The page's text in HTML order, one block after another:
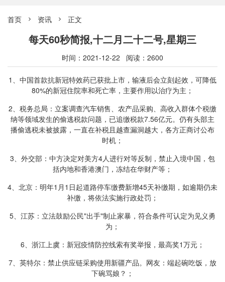
首页  资讯  正文
每天60秒简报,十二月二十二号,星期三
时间：2021-12-22 阅读：2600
1、中国首款抗新冠特效药已获批上市，输液后会立刻起效，可降低
80%的新冠住院率和死亡率，主要作用以治疗为主；
2、税务总局：立案调查汽车销售、农产品采购、高收入群体个税缴
纳等领域发生的偷逃税款问题，已追缴税款7.56亿元。仍有头部主
播偷逃税未被披露，一直在补税且越查漏洞越大，各方正商讨公布
时机；
3、外交部：中方决定对美方4人进行对等反制，禁止入境中国，包
括内地和香港澳门，冻结在华财产等；
4、北京：明年1月1日起道路停车缴费新增45天补缴期，如逾期仍未
补缴，将依法实施行政处罚；
5、江苏：立法鼓励公民"出手"制止家暴，符合条件可认定为见义勇
为；
6、浙江上虞：新冠疫情防控线索有奖举报，最高奖1万元；
7、英特尔：禁止供应链采购使用新疆产品。网友：端起碗吃饭，放
下碗骂娘？；